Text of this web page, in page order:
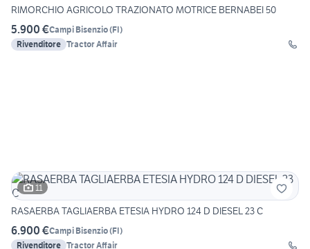
RIMORCHIO AGRICOLO TRAZIONATO MOTRICE BERNABEI 50
5.900 €Campi Bisenzio(FI)
Rivenditore Tractor Affair
11
RASAERBA TAGLIAERBA ETESIA HYDRO 124 D DIESEL 23 C
6.900 €Campi Bisenzio(FI)
Rivenditore Tractor Affair